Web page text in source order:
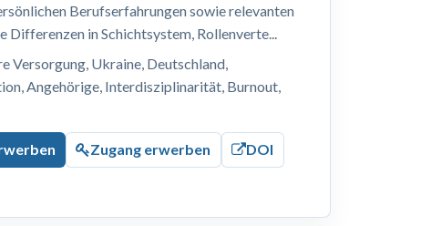
Berufserfahrungen sowie relevanten
Differenzen in Schichtsystem, Rollenverte...
Versorgung, Ukraine, Deutschland,
Angehörige, Interdisziplinarität, Burnout,
Zugang erwerben DOI